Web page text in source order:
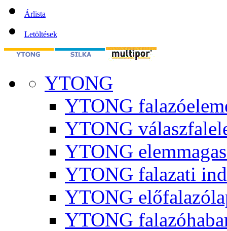
Árlista
Letöltések
YTONG
YTONG
YTONG
YTONG
YTONG falazati
YTONG
YTONG